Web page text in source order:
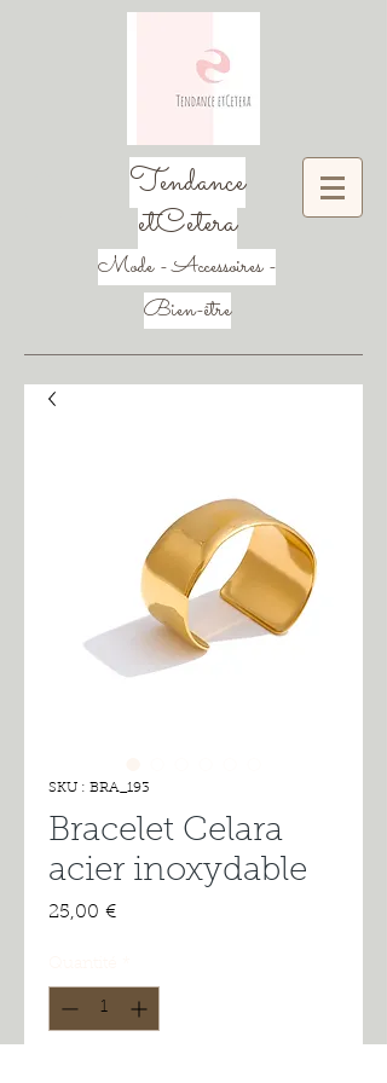
Tendance
etCetera
Mode - Accessoires -
Bien-être
SKU : BRA_193
Bracelet Celara
acier inoxydable
25,00 €Prix